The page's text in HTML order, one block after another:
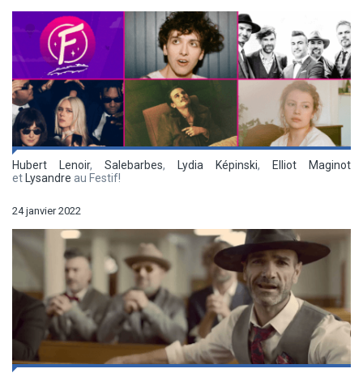
Hubert Lenoir, Salebarbes, Lydia Képinski,
Elliot Maginot
et Lysandre au Festif!
24 janvier 2022